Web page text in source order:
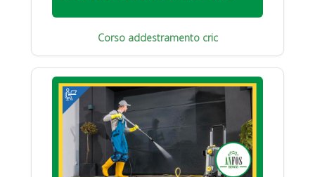
Corso addestramento cric